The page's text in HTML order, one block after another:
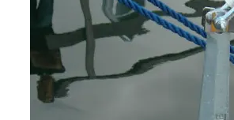
Komfort
VVS
Motor/Styring